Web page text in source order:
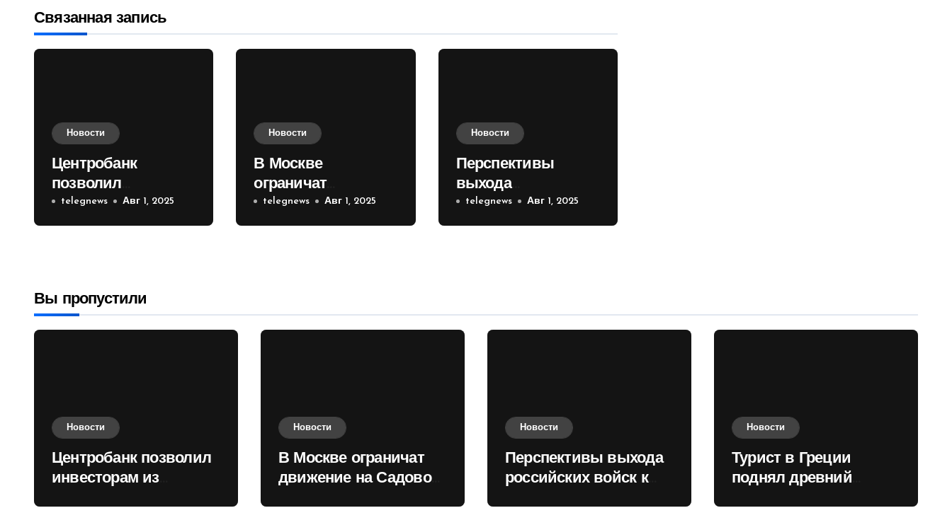
записям
Связанная запись
Новости
Центробанк
позволил
инвесторам из
враждебных
telegnews Авг 1, 2025
Новости
В Москве
ограничат
движение на
Садовом кольце
telegnews Авг 1, 2025
Новости
Перспективы
выхода
российских войск к
Киеву зимой
telegnews Авг 1, 2025
Вы пропустили
Новости
Центробанк позволил
инвесторам из
Новости
В Москве ограничат
движение на Садовом
Новости
Перспективы выхода
российских войск к
Новости
Турист в Греции
поднял древний